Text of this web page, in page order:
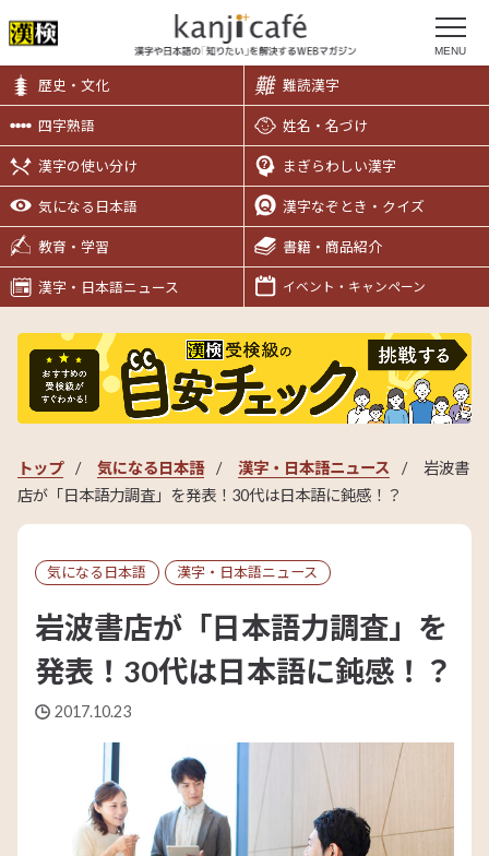
MENU
歴史・文化 難読漢字
四字熟語 姓名・名づけ
漢字の使い分け まぎらわしい漢字
気になる日本語 漢字なぞとき・クイズ
教育・学習 書籍・商品紹介
漢字・日本語ニュース イベント・キャンペーン
トップ 気になる日本語 漢字・日本語ニュース
岩波書
店が「日本語力調査」を発表！30代は日本語に鈍感！？
気になる日本語 漢字・日本語ニュース
岩波書店が「日本語力調査」を
発表！30代は日本語に鈍感！？
2017.10.23